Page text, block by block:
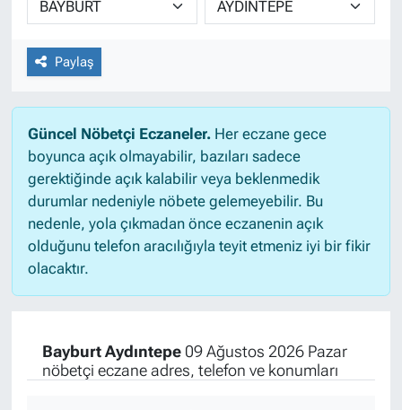
Paylaş
Güncel Nöbetçi Eczaneler.Her eczane gece
boyunca açık olmayabilir, bazıları sadece
gerektiğinde açık kalabilir veya beklenmedik
durumlar nedeniyle nöbete gelemeyebilir. Bu
nedenle, yola çıkmadan önce eczanenin açık
olduğunu telefon aracılığıyla teyit etmeniz iyi bir fikir
olacaktır.
Bayburt Aydıntepe09 Ağustos 2026 Pazar
nöbetçi eczane adres, telefon ve konumları